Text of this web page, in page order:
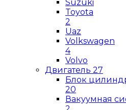
Suzuki
Toyota
2
Uaz
Volkswagen
4
Volvo
Двигатель 27
Блок
20
Вакуумная